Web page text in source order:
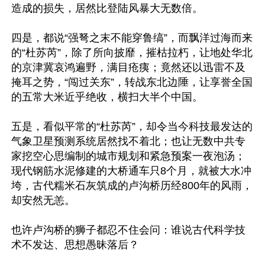
造成的损失，居然比登陆风暴大无数倍。
四是，都说“强弩之末不能穿鲁缟”，而飘洋过海而来
的“杜苏芮”，除了所向披靡，摧枯拉朽，让地处华北
的京津冀哀鸿遍野，满目疮痍；竟然还以迅雷不及
掩耳之势，“闯过关东”，转战东北边陲，让享誉全国
的五常大米近乎绝收，横扫大半个中国。
五是，看似平常的“杜苏芮”，却令当今科技最发达的
气象卫星预测系统居然找不着北；也让无数中共专
家挖空心思编制的城市规划和紧急预案一夜泡汤；
现代钢筋水泥修建的大桥通车只8个月，就被大水冲
垮，古代糯米石灰筑成的卢沟桥历经800年的风雨，
却安然无恙。
也许卢沟桥的狮子都忍不住会问：谁说古代科学技
术不发达、思想愚昧落后？